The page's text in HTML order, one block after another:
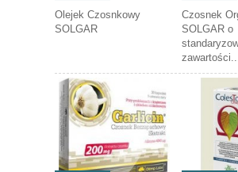
Olejek Czosnkowy
SOLGAR
Czosnek
SOLGAR o